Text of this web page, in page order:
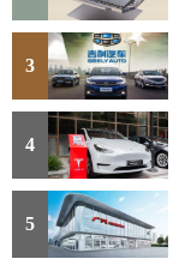
3
4
5